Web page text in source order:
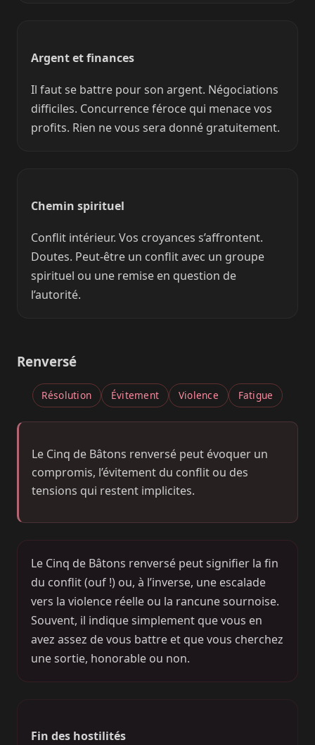
Argent et finances
Il faut se battre pour son argent. Négociations
difficiles. Concurrence féroce qui menace vos
profits. Rien ne vous sera donné gratuitement.
Chemin spirituel
Conflit intérieur. Vos croyances s’affrontent.
Doutes. Peut-être un conflit avec un groupe
spirituel ou une remise en question de
l’autorité.
Renversé
Résolution Évitement Violence Fatigue
Le Cinq de Bâtons renversé peut évoquer un
compromis, l’évitement du conflit ou des
tensions qui restent implicites.
Le Cinq de Bâtons renversé peut signifier la fin
du conflit (ouf !) ou, à l’inverse, une escalade
vers la violence réelle ou la rancune sournoise.
Souvent, il indique simplement que vous en
avez assez de vous battre et que vous cherchez
une sortie, honorable ou non.
Fin des hostilités